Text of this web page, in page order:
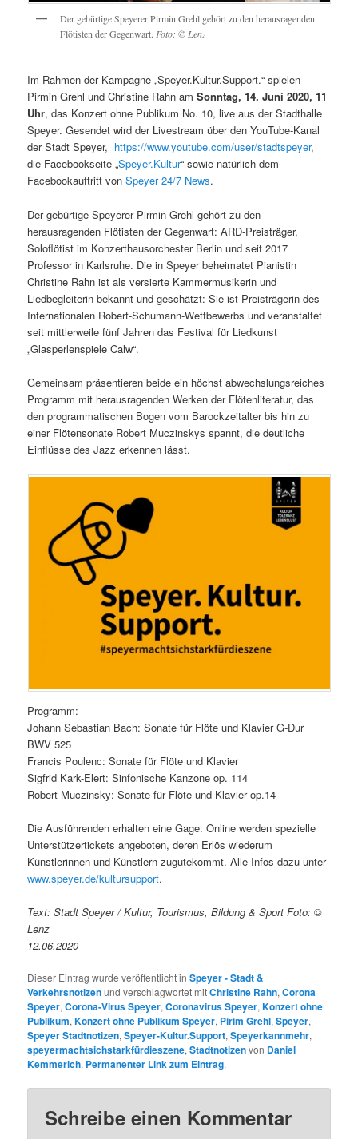
Der gebürtige Speyerer Pirmin Grehl gehört zu den herausragenden
Flötisten der Gegenwart. Foto: © Lenz
Im Rahmen der Kampagne „Speyer.Kultur.Support.“ spielen
Pirmin Grehl und Christine Rahn amSonntag, 14. Juni 2020, 11
Uhr, das Konzert ohne Publikum No. 10, live aus der Stadthalle
Speyer. Gesendet wird der Livestream über den YouTube-Kanal
der Stadt Speyer, https://www.youtube.com/user/stadtspeyer,
die Facebookseite „Speyer.Kultur“ sowie natürlich dem
Facebookauftritt vonSpeyer 24/7 News.
Der gebürtige Speyerer Pirmin Grehl gehört zu den
herausragenden Flötisten der Gegenwart: ARD-Preisträger,
Soloflötist im Konzerthausorchester Berlin und seit 2017
Professor in Karlsruhe. Die in Speyer beheimatet Pianistin
Christine Rahn ist als versierte Kammermusikerin und
Liedbegleiterin bekannt und geschätzt: Sie ist Preisträgerin des
Internationalen Robert-Schumann-Wettbewerbs und veranstaltet
seit mittlerweile fünf Jahren das Festival für Liedkunst
„Glasperlenspiele Calw“.
Gemeinsam präsentieren beide ein höchst abwechslungsreiches
Programm mit herausragenden Werken der Flötenliteratur, das
den programmatischen Bogen vom Barockzeitalter bis hin zu
einer Flötensonate Robert Muczinskys spannt, die deutliche
Einflüsse des Jazz erkennen lässt.
Programm:
Johann Sebastian Bach: Sonate für Flöte und Klavier G-Dur
BWV 525
Francis Poulenc: Sonate für Flöte und Klavier
Sigfrid Kark-Elert: Sinfonische Kanzone op. 114
Robert Muczinsky: Sonate für Flöte und Klavier op.14
Die Ausführenden erhalten eine Gage. Online werden spezielle
Unterstützertickets angeboten, deren Erlös wiederum
Künstlerinnen und Künstlern zugutekommt. Alle Infos dazu unter
www.speyer.de/kultursupport.
Text: Stadt Speyer / Kultur, Tourismus, Bildung & Sport Foto: ©
Lenz
12.06.2020
Dieser Eintrag wurde veröffentlicht inSpeyer - Stadt &
Verkehrsnotizenund verschlagwortet mitChristine Rahn,Corona
Speyer,Corona-Virus Speyer,Coronavirus Speyer,Konzert ohne
Publikum,Konzert ohne Publikum Speyer, Pirim Grehl,Speyer,
Speyer Stadtnotizen,Speyer-Kultur.Support,Speyerkannmehr,
speyermachtsichstarkfürdieszene,Stadtnotizenvon Daniel
Kemmerich. Permanenter Link zum Eintrag.
Schreibe einen Kommentar